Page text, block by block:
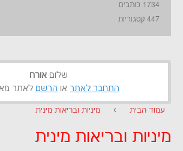
שלום אורח
התחבר לאתר או הרשם לאתר
1734 כותבים
447 קטגוריות
עמוד הבית › מיניות ובריאות מינית
מיניות ובריאות מינית